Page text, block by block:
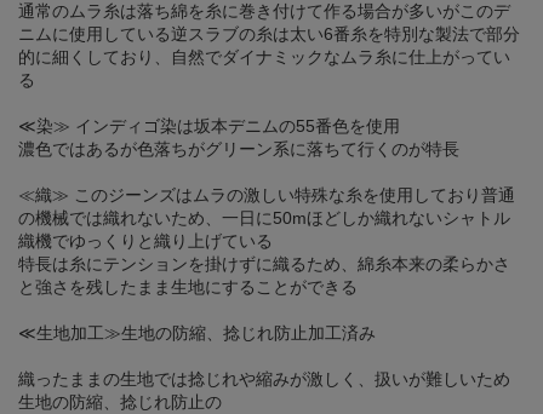
通常のムラ糸は落ち綿を糸に巻き付けて作る場合が多いがこのデ
ニムに使用している逆スラブの糸は太い6番糸を特別な製法で部分
的に細くしており、自然でダイナミックなムラ糸に仕上がってい
る
≪染≫ インディゴ染は坂本デニムの55番色を使用
濃色ではあるが色落ちがグリーン系に落ちて行くのが特長
≪織≫ このジーンズはムラの激しい特殊な糸を使用しており普通
の機械では織れないため、一日に50mほどしか織れないシャトル
織機でゆっくりと織り上げている
特長は糸にテンションを掛けずに織るため、綿糸本来の柔らかさ
と強さを残したまま生地にすることができる
≪生地加工≫生地の防縮、捻じれ防止加工済み
織ったままの生地では捻じれや縮みが激しく、扱いが難しいため
生地の防縮、捻じれ防止の